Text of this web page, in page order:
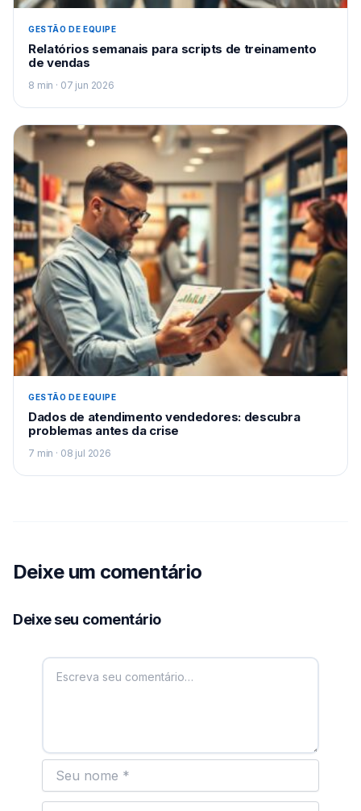
GESTÃO DE EQUIPE
Relatórios semanais para scripts de treinamento
de vendas
8 min · 07 jun 2026
GESTÃO DE EQUIPE
Dados de atendimento vendedores: descubra
problemas antes da crise
7 min · 08 jul 2026
Deixe um comentário
Deixe seu comentário